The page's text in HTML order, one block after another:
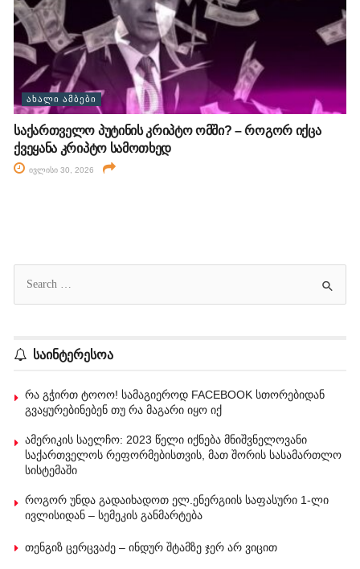
ᲐᲮᲐᲚᲘ ᲐᲛᲑᲔᲑᲘ
საქართველო პუტინის კრიპტო ომში? – როგორ იქცა
ქვეყანა კრიპტო სამოთხედ
ივლისი 30, 2026
საინტერესოა
რა გჭირთ ტოოო! სამაგიეროდ FACEBOOK სთორებიდან
გვაყურებინებენ თუ რა მაგარი იყო იქ
ამერიკის საელჩო: 2023 წელი იქნება მნიშვნელოვანი
საქართველოს რეფორმებისთვის, მათ შორის სასამართლო
სისტემაში
როგორ უნდა გადაიხადოთ ელ.ენერგიის საფასური 1-ლი
ივლისიდან – სემეკის განმარტება
თენგიზ ცერცვაძე – ინდურ შტამზე ჯერ არ ვიცით